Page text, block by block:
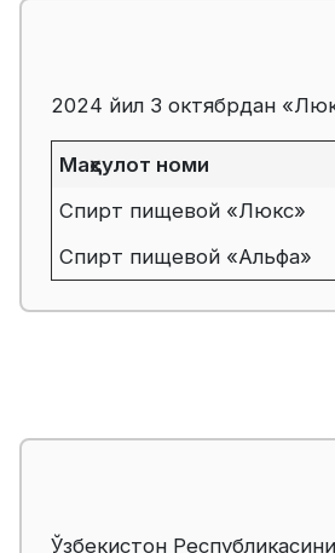
2024 йил 3 октябрдан
Маҳсулот номи
Спирт пищевой «Люкс»
Спирт пищевой «Альфа»
Ўзбекистон